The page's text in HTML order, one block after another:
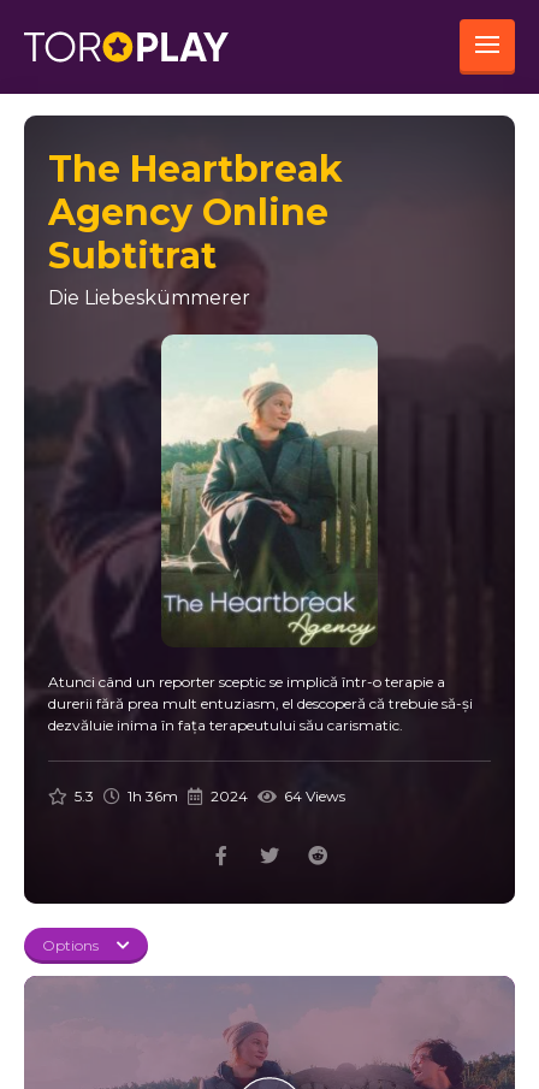
The Heartbreak
Agency Online
Subtitrat
Die Liebeskümmerer
Atunci când un reporter sceptic se implică într-o terapie a
durerii fără prea mult entuziasm, el descoperă că trebuie să-și
dezvăluie inima în fața terapeutului său carismatic.
5.3 1h 36m 2024 64 Views
Options